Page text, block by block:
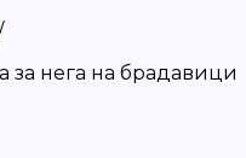
за нега на брадавици